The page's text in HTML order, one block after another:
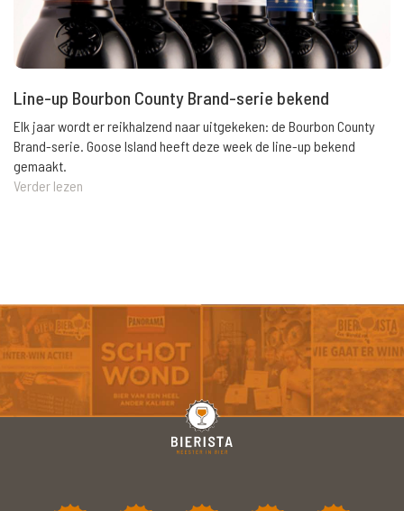
Line-up Bourbon County Brand-serie bekend
Elk jaar wordt er reikhalzend naar uitgekeken: de Bourbon County
Brand-serie. Goose Island heeft deze week de line-up bekend
gemaakt.
Verder lezen